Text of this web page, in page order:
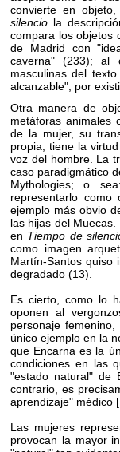
convierte en
silencio la
compara los objetos
de Madrid con
caverna" (233); al
masculinas del
alcanzable", por
Otra manera de
metáforas animales
de la mujer, su
propia; tiene la
voz del hombre. La
caso paradigmático
Mythologies; o
representarlo
ejemplo más obvio
las hijas del
en Tiempo de
como imagen
Martín-Santos quiso
degradado (13).
Es cierto, como lo
oponen al
personaje
único ejemplo en la
que Encarna es la
condiciones en las
"estado natural" de
contrario, es
aprendizaje" médico
Las mujeres
provocan la mayor